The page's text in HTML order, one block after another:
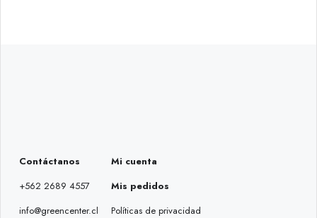
Contáctanos
+562 2689 4557
info@greencenter.cl
Mi cuenta
Mis pedidos
Políticas de privacidad